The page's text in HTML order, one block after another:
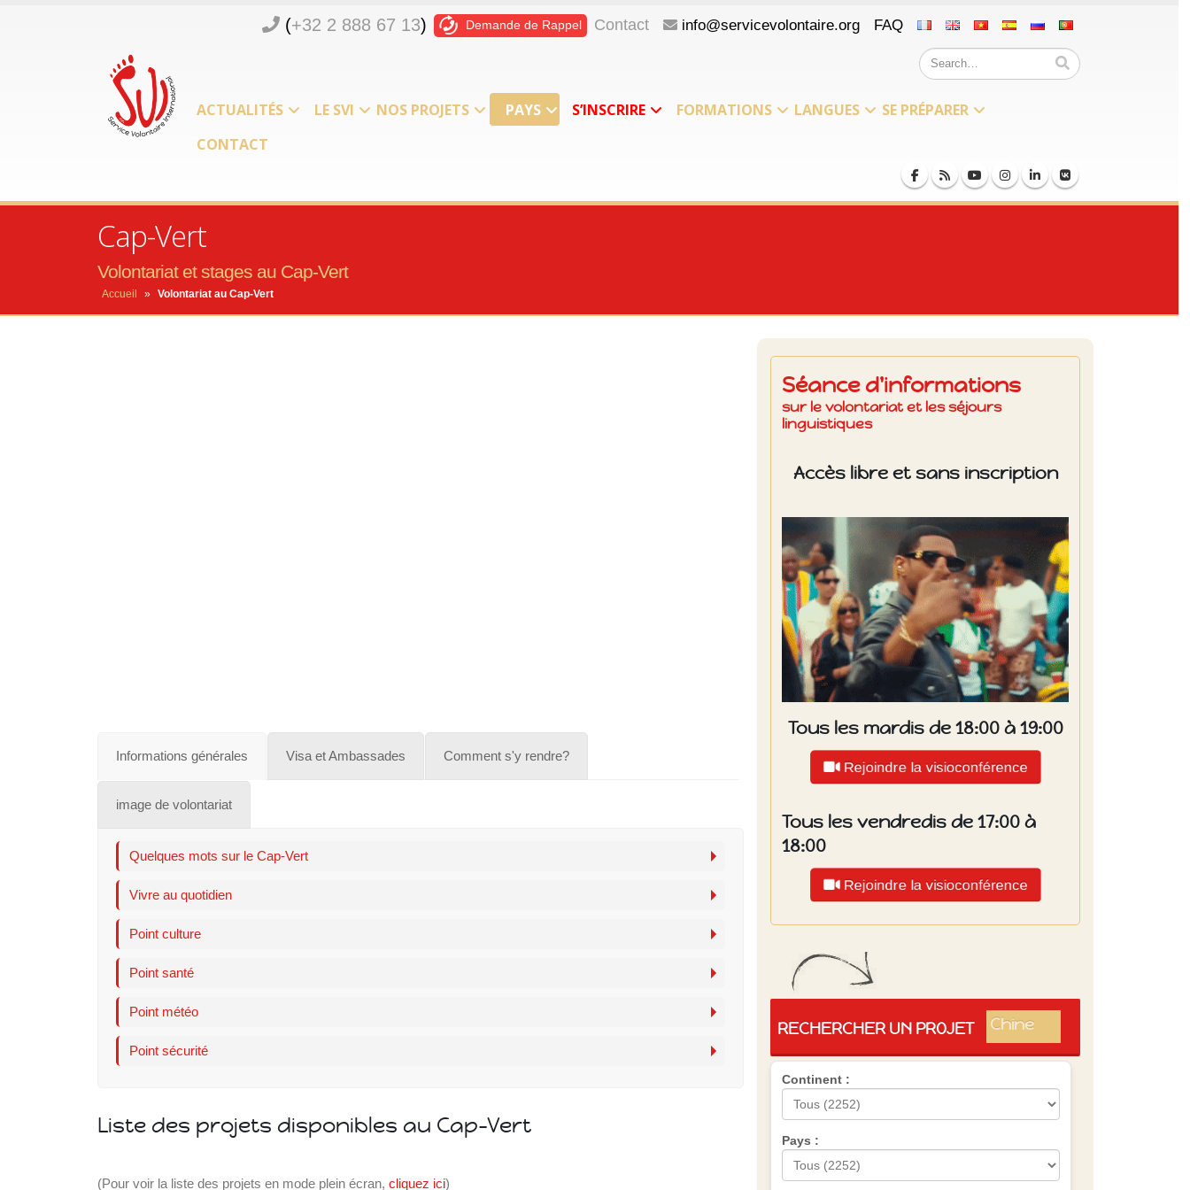
(+32 2 888 67 13) Demande de Rappel Contact info@servicevolontaire.org FAQ
ACTUALITÉS LE SVI NOS PROJETS PAYS S’INSCRIRE FORMATIONS LANGUES
SE PRÉPARER
CONTACT
Cap-Vert
Volontariat et stages au Cap-Vert
Accueil » Volontariat au Cap-Vert
Informations générales Visa et Ambassades Comment s'y rendre?
image de volontariat
Quelques mots sur le Cap-Vert
Vivre au quotidien
Point culture
Point santé
Point météo
Point sécurité
Liste des projets disponibles au Cap-Vert
(Pour voir la liste des projets en mode plein écran,cliquez ici)
Séance d'informations
sur le volontariat et les séjours
linguistiques
Accès libre et sans inscription
Tous les mardis de 18:00 à 19:00
Rejoindre la visioconférence
Tous les vendredis de 17:00 à
18:00
Rejoindre la visioconférence
RECHERCHER UN PROJET
Pérou
Chine
Espagne
Brésil
Mexique
Groupe
Continent :
Pays :